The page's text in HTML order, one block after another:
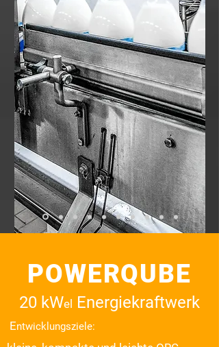
POWERQUBE
20 kWel Energiekraftwerk
​ Entwicklungsziele: